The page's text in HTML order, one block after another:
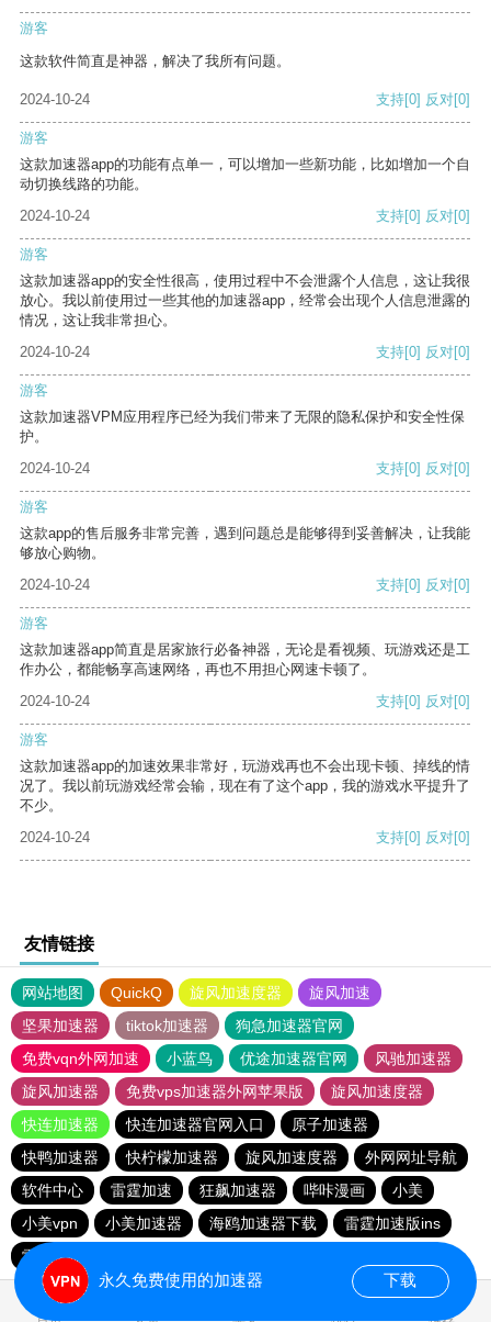
游客
这款软件简直是神器，解决了我所有问题。
2024-10-24 支持[0] 反对[0]
游客
这款加速器app的功能有点单一，可以增加一些新功能，比如增加一个自
动切换线路的功能。
2024-10-24
支持[0] 反对[0]
游客
这款加速器app的安全性很高，使用过程中不会泄露个人信息，这让我很
放心。我以前使用过一些其他的加速器app，经常会出现个人信息泄露的
情况，这让我非常担心。
2024-10-24
支持[0] 反对[0]
游客
这款加速器VPM应用程序已经为我们带来了无限的隐私保护和安全性保
护。
2024-10-24
支持[0] 反对[0]
游客
这款app的售后服务非常完善，遇到问题总是能够得到妥善解决，让我能
够放心购物。
2024-10-24
支持[0] 反对[0]
游客
这款加速器app简直是居家旅行必备神器，无论是看视频、玩游戏还是工
作办公，都能畅享高速网络，再也不用担心网速卡顿了。
2024-10-24
支持[0] 反对[0]
游客
这款加速器app的加速效果非常好，玩游戏再也不会出现卡顿、掉线的情
况了。我以前玩游戏经常会输，现在有了这个app，我的游戏水平提升了
不少。
2024-10-24
支持[0] 反对[0]
友情链接
网站地图 QuickQ 旋风加速度器
旋风加速
坚果加速器
tiktok加速器
狗急加速器官网
免费vqn外网加速
小蓝鸟 优途加速器官网
风驰加速器
旋风加速器
免费vps加速器外网苹果版
旋风加速度器
快连加速器
快连加速器官网入口
原子加速器
快鸭加速器
快柠檬加速器 旋风加速度器
外网网址导航
软件中心
雷霆加速 狂飙加速器 哔咔漫画
小美
小美vpn
小美加速器 海鸥加速器下载
雷霆加速版ins
雷霆加速下载
永久免费使用的加速器 下载